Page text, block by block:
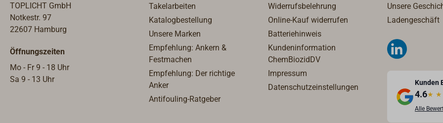
g: Innengewinde G 3/8" für
Klemmringanschluss 8 mm
Außengewinde G 3/8" mit
Innenkonus für
mit Innenkonus für
Brennerschläuche. Ersatz-
Filtereinsätze finden Sie
TOPLICHT GmbH
Notkestr. 97
22607 Hamburg
Öffnungszeiten
Mo - Fr 9 - 18 Uhr
Sa 9 - 13 Uhr
Takelarbeiten
Katalogbestellung
Unsere Marken
Empfehlung: Ankern &
Festmachen
Empfehlung: Der richtige
Anker
Antifouling-Ratgeber
Widerrufsbelehrung
Online-Kauf widerrufen
Batteriehinweis
Kundeninformation
ChemBiozidDV
Impressum
Datenschutzeinstellungen
Unsere
Ladengeschäft
Kunden
4.6★ ★
Alle